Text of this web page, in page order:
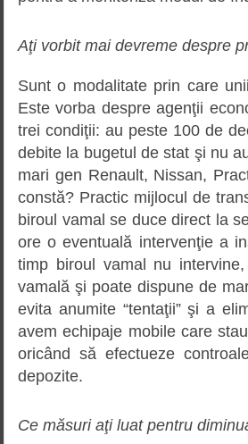
Aţi vorbit mai devreme despre
Sunt o modalitate prin care
Este vorba despre agenţii
trei condiţii: au peste 100 de
debite la bugetul de stat şi nu
mari gen Renault, Nissan,
constă? Practic mijlocul de
biroul vamal se duce direct la
ore o eventuală intervenţie a
timp biroul vamal nu
vamală şi poate dispune de
evita anumite “tentaţii” şi a
avem echipaje mobile care
oricând să efectueze
depozite.
Ce măsuri aţi luat pentru